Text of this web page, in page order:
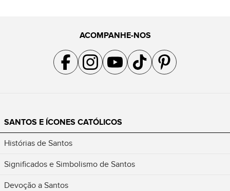
ACOMPANHE-NOS
Acompanhe a gente no Facebook
Acompanhe a gente no Instagram
Acompanhe a gente no YouTube
Acompanhe a gente no TikTok
Acompanhe a gente no
SANTOS E ÍCONES CATÓLICOS
Histórias de Santos
Significados e Simbolismo de Santos
Devoção a Santos